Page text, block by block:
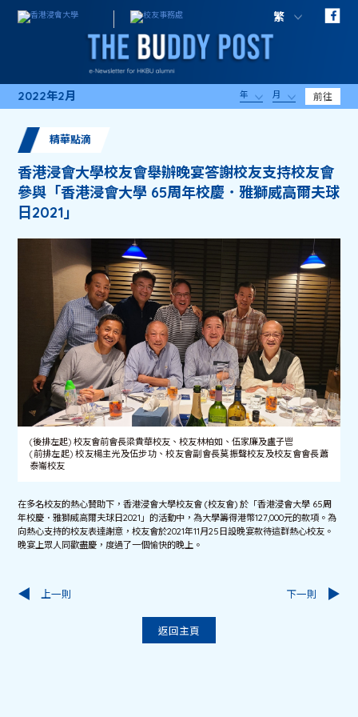
繁
2022年2月 年 月 前往
精華點滴
香港浸會大學校友會舉辦晚宴答謝校友支持校友會
參與「香港浸會大學 65周年校慶．雅獅威高爾夫球
日2021」
(後排左起) 校友會前會長梁貴華校友、校友林柏如、伍家廉及盧子鬯
(前排左起) 校友楊主光及伍步功、校友會副會長莫振聲校友及校友會會長蕭
泰崙校友
在多名校友的熱心贊助下，香港浸會大學校友會 (校友會) 於「香港浸會大學 65周
年校慶．雅獅威高爾夫球日2021」的活動中，為大學籌得港幣127,000元的款項。為
向熱心支持的校友表達謝意，校友會於2021年11月25日設晚宴款待這群熱心校友。
晚宴上眾人同歡盡慶，度過了一個愉快的晚上。
上一則
返回主頁
下一則